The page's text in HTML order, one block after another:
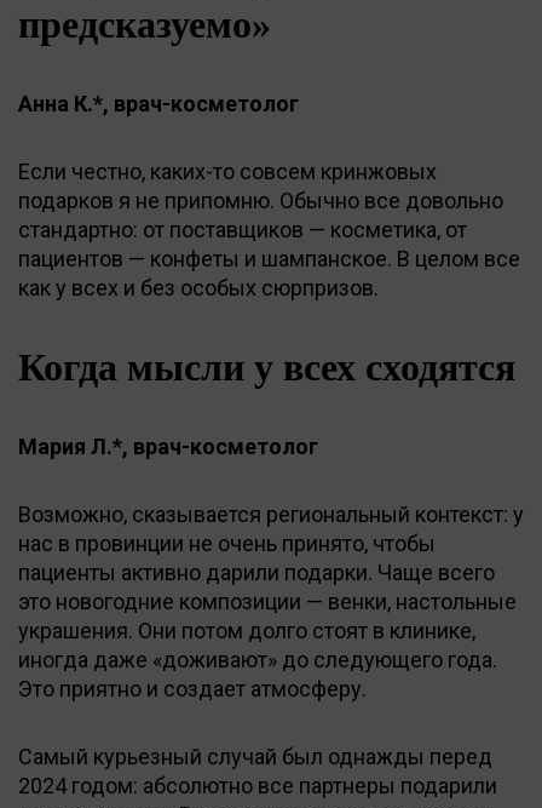
предсказуемо»
Анна К.*, врач-косметолог
Если честно, каких-то совсем кринжовых
подарков я не припомню. Обычно все довольно
стандартно: от поставщиков — косметика, от
пациентов — конфеты и шампанское. В целом все
как у всех и без особых сюрпризов.
Когда мысли у всех сходятся
Мария Л.*, врач-косметолог
Возможно, сказывается региональный контекст: у
нас в провинции не очень принято, чтобы
пациенты активно дарили подарки. Чаще всего
это новогодние композиции — венки, настольные
украшения. Они потом долго стоят в клинике,
иногда даже «доживают» до следующего года.
Это приятно и создает атмосферу.
Самый курьезный случай был однажды перед
2024 годом: абсолютно все партнеры подарили